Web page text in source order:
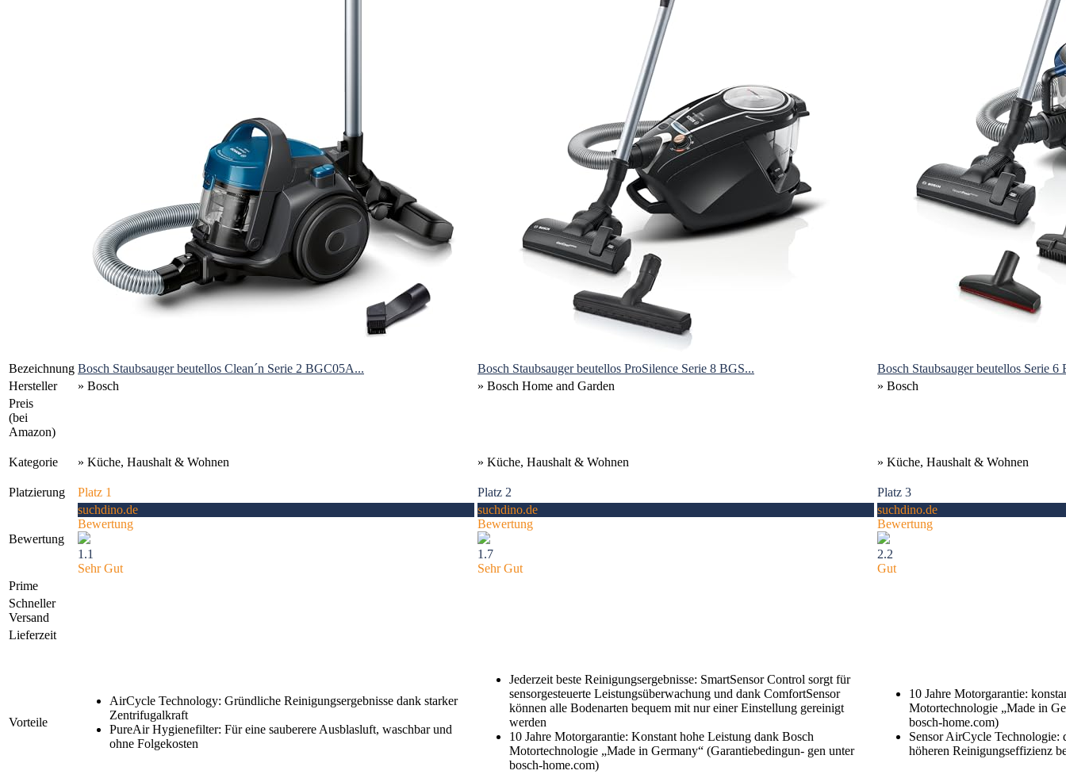
Bezeichnung Bosch Staubsauger beutellos Clean´n Serie 2 BGC05A... Bosch Staubsauger beutellos ProSilence Serie 8 BGS...
Bosch Staubsauger beutellos Serie
Hersteller
» Bosch » Bosch Home and Garden
» Bosch
Preis
(bei
Amazon)
Kategorie » Küche, Haushalt & Wohnen » Küche, Haushalt & Wohnen » Küche, Haushalt & Wohnen
Platzierung Platz 1 Platz 2 Platz 3
Bewertung
suchdino.de
Bewertung
1.1
Sehr Gut
suchdino.de
Bewertung
1.7
Sehr Gut
suchdino.de
Bewertung
2.2
Gut
Prime
Schneller
Versand
Lieferzeit
Vorteile
AirCycle Technology: Gründliche Reinigungsergebnisse dank starker
Zentrifugalkraft
PureAir Hygienefilter: Für eine sauberere Ausblasluft, waschbar und
ohne Folgekosten
Jederzeit beste Reinigungsergebnisse: SmartSensor Control sorgt für
sensorgesteuerte Leistungsüberwachung und dank ComfortSensor
können alle Bodenarten bequem mit nur einer Einstellung gereinigt
werden
10 Jahre Motorgarantie: Konstant hohe Leistung dank Bosch
Motortechnologie „Made in Germany“ (Garantiebedingun- gen unter
bosch-home.com)
10 Jahre Motorgarantie:
Motortechnologie „Made in
bosch-home.com)
Sensor AirCycle Technologie:
höheren Reinigungseffizienz